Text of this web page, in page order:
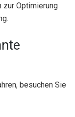
zur Optimierung
besuchen Sie